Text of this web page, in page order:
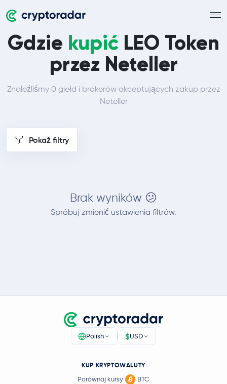
Gdzie kupić LEO Token
przez Neteller
Znaleźliśmy 0 giełd i brokerów akceptujących zakup przez
Neteller
Pokaż filtry
Brak wyników 😕
Spróbuj zmienić ustawienia filtrów.
Polish $USD
KUP KRYPTOWALUTY
Porównaj kursy
BTC